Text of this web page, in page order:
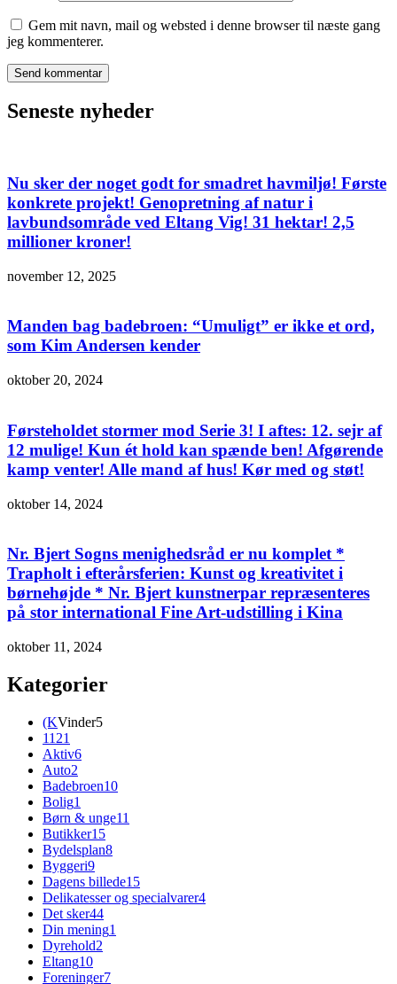
Gem mit navn, mail og websted i denne browser til næste gang
jeg kommenterer.
Seneste nyheder
Nu sker der noget godt for smadret havmiljø! Første
konkrete projekt! Genopretning af natur i
lavbundsområde ved Eltang Vig! 31 hektar! 2,5
millioner kroner!
november 12, 2025
Manden bag badebroen: “Umuligt” er ikke et ord,
som Kim Andersen kender
oktober 20, 2024
Førsteholdet stormer mod Serie 3! I aftes: 12. sejr af
12 mulige! Kun ét hold kan spænde ben! Afgørende
kamp venter! Alle mand af hus! Kør med og støt!
oktober 14, 2024
Nr. Bjert Sogns menighedsråd er nu komplet *
Trapholt i efterårsferien: Kunst og kreativitet i
børnehøjde * Nr. Bjert kunstnerpar repræsenteres
på stor international Fine Art-udstilling i Kina
oktober 11, 2024
Kategorier
(KVinder5
1121
Aktiv6
Auto2
Badebroen10
Bolig1
Børn & unge11
Butikker15
Bydelsplan8
Byggeri9
Dagens billede15
Delikatesser og specialvarer4
Det sker44
Din mening1
Dyrehold2
Eltang10
Foreninger7